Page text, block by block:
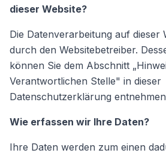
dieser Website?
Die Datenverarbeitung auf dieser
durch den Websitebetreiber.
können Sie dem Abschnitt
Verantwortlichen Stelle" in dieser
Datenschutzerklärung
Wie erfassen wir Ihre Daten?
Ihre Daten werden zum einen